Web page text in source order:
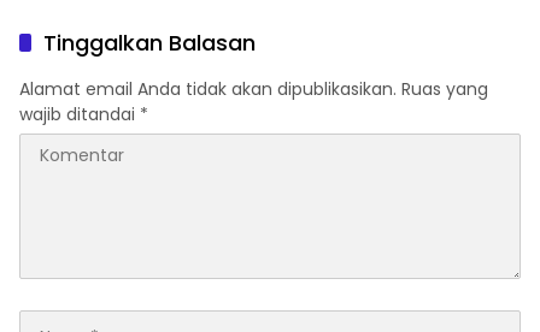
Tinggalkan Balasan
Alamat email Anda tidak akan dipublikasikan. Ruas yang
wajib ditandai *